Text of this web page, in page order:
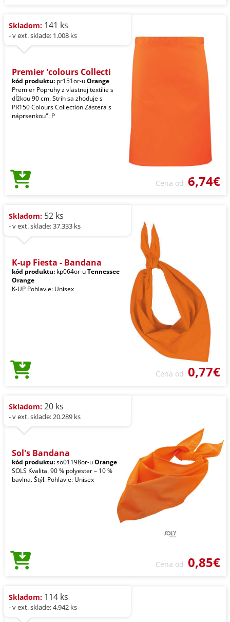
Skladom: 141 ks
- v ext. sklade: 1.008 ks
Premier 'colours Collecti
kód produktu: pr151or-uOrange
Premier Popruhy z vlastnej textílie s
dĺžkou 90 cm. Strih sa zhoduje s
PR150 Colours Collection Zástera s
náprsenkou". P
Cena od 6,74€
Skladom: 52 ks
- v ext. sklade: 37.333 ks
K-up Fiesta - Bandana
kód produktu: kp064or-uTennessee
Orange
K-UP Pohlavie: Unisex
Cena od 0,77€
Skladom: 20 ks
- v ext. sklade: 20.289 ks
Sol's Bandana
kód produktu:so01198or-uOrange
SOLS Kvalita. 90 % polyester – 10 %
bavlna. Štýl. Pohlavie: Unisex
Cena od 0,85€
Skladom: 114 ks
- v ext. sklade: 4.942 ks